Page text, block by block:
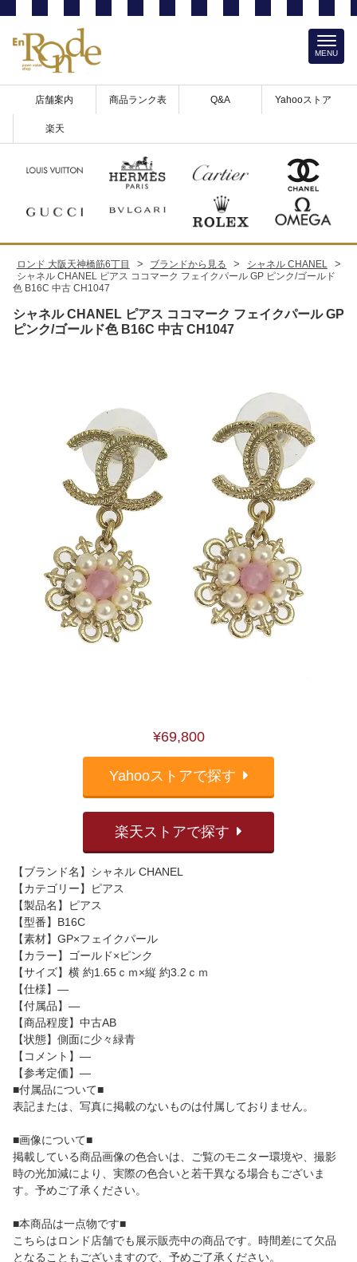
店舗案内 商品ランク表 Q&A Yahooストア
楽天
MENU
ロンド 大阪天神橋筋6丁目 > ブランドから見る > シャネル CHANEL >
シャネル CHANEL ピアス ココマーク フェイクパール GP ピンク/ゴールド
色 B16C 中古 CH1047
シャネル CHANEL ピアス ココマーク フェイクパール GP
ピンク/ゴールド色 B16C 中古 CH1047
¥69,800
Yahooストアで探す
楽天ストアで探す
【ブランド名】シャネル CHANEL
【カテゴリー】ピアス
【製品名】ピアス
【型番】B16C
【素材】GP×フェイクパール
【カラー】ゴールド×ピンク
【サイズ】横 約1.65ｃｍ×縦 約3.2ｃｍ
【仕様】―
【付属品】―
【商品程度】中古AB
【状態】側面に少々緑青
【コメント】―
【参考定価】―
■付属品について■
表記または、写真に掲載のないものは付属しておりません。
■画像について■
掲載している商品画像の色合いは、ご覧のモニター環境や、撮影
時の光加減により、実際の色合いと若干異なる場合もございま
す。予めご了承ください。
■本商品は一点物です■
こちらはロンド店舗でも展示販売中の商品です。時間差にて欠品
となることもございますので、予めご了承ください。